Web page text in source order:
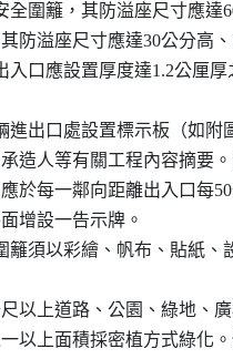
安全圍籬，其防溢座尺寸應
，其防溢座尺寸應達30公分高
入口應設置厚度達1.2公厘
進出口處設置標示板（如
、承造人等有關工程內容摘
，應於每一鄰向距離出入口
面增設一告示牌。
籬須以彩繪、帆布、貼紙
公尺以上道路、公園、綠地
之一以上面積採密植方式綠